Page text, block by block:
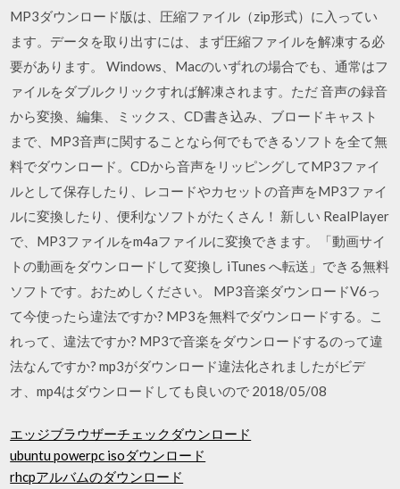
MP3ダウンロード版は、圧縮ファイル（zip形式）に入ってい
ます。データを取り出すには、まず圧縮ファイルを解凍する必
要があります。 Windows、Macのいずれの場合でも、通常はフ
ァイルをダブルクリックすれば解凍されます。ただ 音声の録音
から変換、編集、ミックス、CD書き込み、ブロードキャスト
まで、MP3音声に関することなら何でもできるソフトを全て無
料でダウンロード。CDから音声をリッピングしてMP3ファイ
ルとして保存したり、レコードやカセットの音声をMP3ファイ
ルに変換したり、便利なソフトがたくさん！ 新しい RealPlayer
で、MP3ファイルをm4aファイルに変換できます。「動画サイ
トの動画をダウンロードして変換し iTunes へ転送」できる無料
ソフトです。おためしください。 MP3音楽ダウンロードV6っ
て今使ったら違法ですか? MP3を無料でダウンロードする。こ
れって、違法ですか? MP3で音楽をダウンロードするのって違
法なんですか? mp3がダウンロード違法化されましたがビデ
オ、mp4はダウンロードしても良いので 2018/05/08
エッジブラウザーチェックダウンロード
ubuntu powerpc isoダウンロード
rhcpアルバムのダウンロード